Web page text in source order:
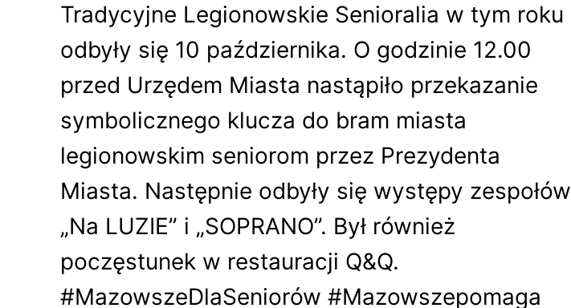
Tradycyjne Legionowskie Senioralia w tym roku
odbyły się 10 października. O godzinie 12.00
przed Urzędem Miasta nastąpiło przekazanie
symbolicznego klucza do bram miasta
legionowskim seniorom przez Prezydenta
Miasta. Następnie odbyły się występy zespołów
„Na LUZIE” i „SOPRANO”. Był również
poczęstunek w restauracji Q&Q.
#MazowszeDlaSeniorów #Mazowszepomaga